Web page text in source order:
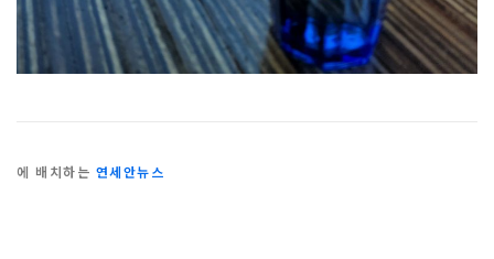
에 배치하는 연세안뉴스